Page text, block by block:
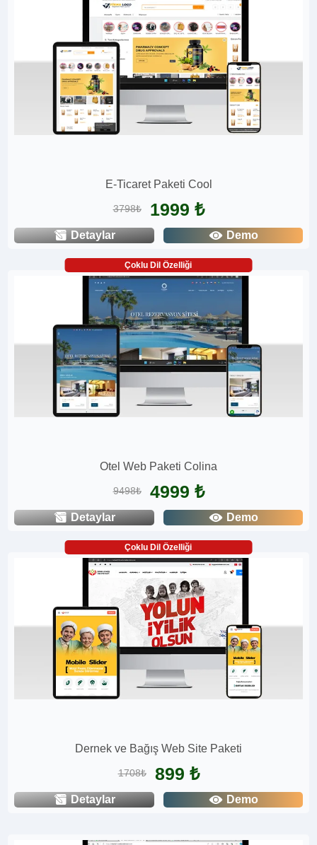
E-Ticaret Paketi Cool
3798₺ 1999 ₺
Detaylar Demo
Çoklu Dil Özelliği
Otel Web Paketi Colina
9498₺ 4999 ₺
Detaylar Demo
Çoklu Dil Özelliği
Dernek ve Bağış Web Site Paketi
1708₺ 899 ₺
Detaylar Demo